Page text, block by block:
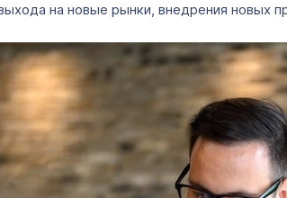
на новые рынки, внедрения новых